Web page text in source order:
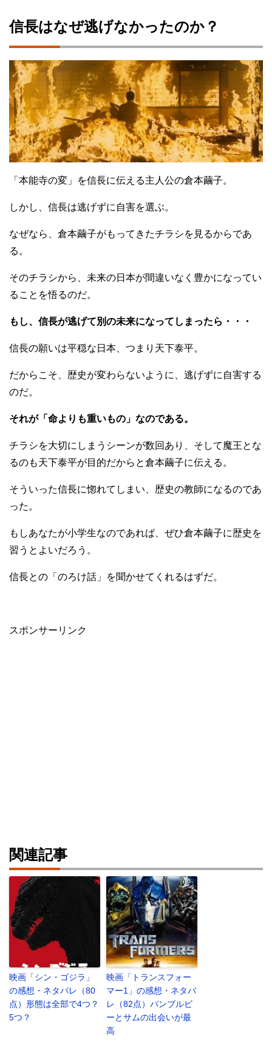
信長はなぜ逃げなかったのか？
「本能寺の変」を信長に伝える主人公の倉本繭子。
しかし、信長は逃げずに自害を選ぶ。
なぜなら、倉本繭子がもってきたチラシを見るからであ
る。
そのチラシから、未来の日本が間違いなく豊かになってい
ることを悟るのだ。
もし、信長が逃げて別の未来になってしまったら・・・
信長の願いは平穏な日本、つまり天下泰平。
だからこそ、歴史が変わらないように、逃げずに自害する
のだ。
それが「命よりも重いもの」なのである。
チラシを大切にしまうシーンが数回あり、そして魔王とな
るのも天下泰平が目的だからと倉本繭子に伝える。
そういった信長に惚れてしまい、歴史の教師になるのであ
った。
もしあなたが小学生なのであれば、ぜひ倉本繭子に歴史を
習うとよいだろう。
信長との「のろけ話」を聞かせてくれるはずだ。
スポンサーリンク
関連記事
映画「シン・ゴジラ」
の感想・ネタバレ（80
点）形態は全部で4つ？
5つ？
映画「トランスフォー
マー1」の感想・ネタバ
レ（82点）バンブルビ
ーとサムの出会いが最
高